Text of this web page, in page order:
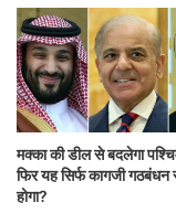
मक्का की डील से बदलेगा
फिर यह सिर्फ कागजी गठबंधन
होगा?